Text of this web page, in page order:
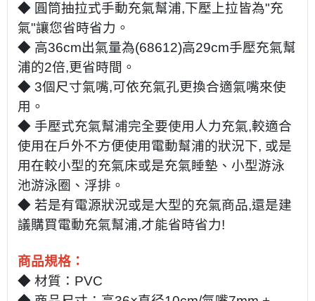
◆ 圓筒抽拉式手動充氣幫浦,下壓上拉皆為"充
氣"讓您省時省力。
◆ 高36cm出氣量為(68612)高29cm手壓充氣幫
浦的2倍,更省時間。
◆ 3個尺寸氣嘴,可依充氣孔更換合適氣嘴來使
用。
◆ 手壓式充氣幫浦完全要使用人力充氣,較適合
使用在戶外不方便使用電動幫浦的狀況下, 或是
用在較小型的充氣床或是充氣睡墊、小型游泳
池游泳圈、浮排。
◆ 若是有電源狀況或是大型的充氣商品,還是建
議購買電動充氣幫浦,才能省時省力!
商品規格：
◆ 材質：PVC